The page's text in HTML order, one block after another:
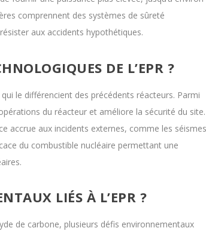
comprennent des systèmes de sûreté
aux accidents hypothétiques.
DE L’EPR ?
le différencient des précédents réacteurs. Parmi
du réacteur et améliore la sécurité du site.
accrue aux incidents externes, comme les
du combustible nucléaire permettant une
LIÉS À L’EPR ?
de carbone, plusieurs défis environnementaux